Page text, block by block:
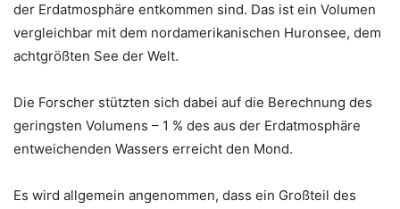
der Erdatmosphäre entkommen sind. Das ist ein Volumen
vergleichbar mit dem nordamerikanischen Huronsee, dem
achtgrößten See der Welt.
Die Forscher stützten sich dabei auf die Berechnung des
geringsten Volumens – 1 % des aus der Erdatmosphäre
entweichenden Wassers erreicht den Mond.
Es wird allgemein angenommen, dass ein Großteil des